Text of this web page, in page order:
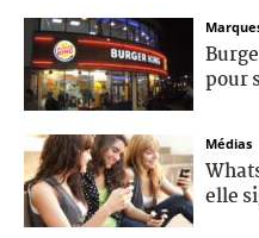
pour
Médias
elle